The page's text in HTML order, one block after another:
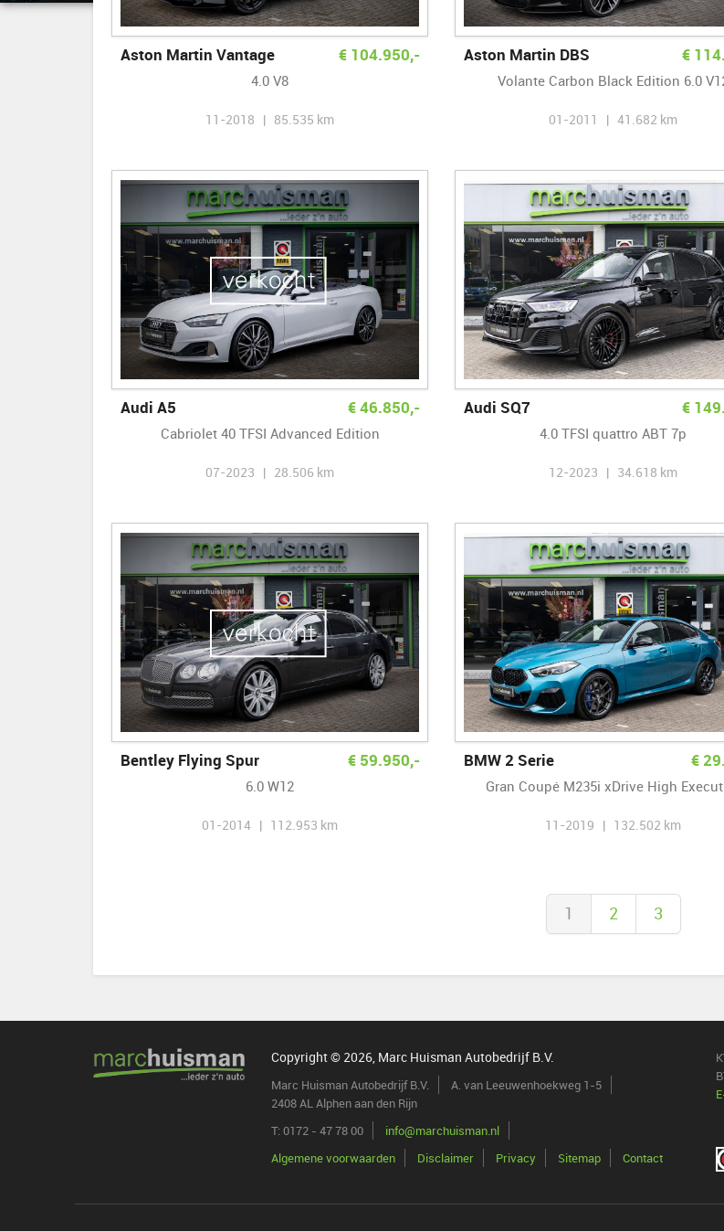
Aston Martin Vantage € 104.950,-
4.0 V8
11-2018 | 85.535 km
Aston Martin DBS €
Volante Carbon Black Edition 6.0
01-2011 | 41.682 km
Audi A5 €46.850,-
Cabriolet 40 TFSI Advanced Edition
07-2023 | 28.506 km
Audi SQ7 €
4.0 TFSI quattro ABT 7p
12-2023 | 34.618 km
Bentley Flying Spur € 59.950,-
6.0 W12
01-2014 | 112.953 km
BMW 2 Serie €
Gran Coupé M235i xDrive High
11-2019 | 132.502 km
1 2 3
Copyright © 2026, Marc Huisman Autobedrijf B.V.
Marc Huisman Autobedrijf B.V.
A. van Leeuwenhoekweg 1-5
2408 AL Alphen aan den Rijn
T: 0172 - 47 78 00
info@marchuisman.nl
Algemene voorwaarden
Disclaimer Privacy Sitemap Contact